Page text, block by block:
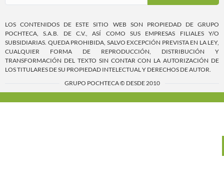
LOS CONTENIDOS DE ESTE SITIO WEB SON PROPIEDAD DE GRUPO
POCHTECA, S.A.B. DE C.V., ASÍ COMO SUS EMPRESAS FILIALES Y/O
SUBSIDIARIAS. QUEDA PROHIBIDA, SALVO EXCEPCIÓN PREVISTA EN LA LEY,
CUALQUIER FORMA DE REPRODUCCIÓN, DISTRIBUCIÓN Y
TRANSFORMACIÓN DEL TEXTO SIN CONTAR CON LA AUTORIZACIÓN DE
LOS TITULARES DE SU PROPIEDAD INTELECTUAL Y DERECHOS DE AUTOR.
GRUPO POCHTECA © DESDE 2010